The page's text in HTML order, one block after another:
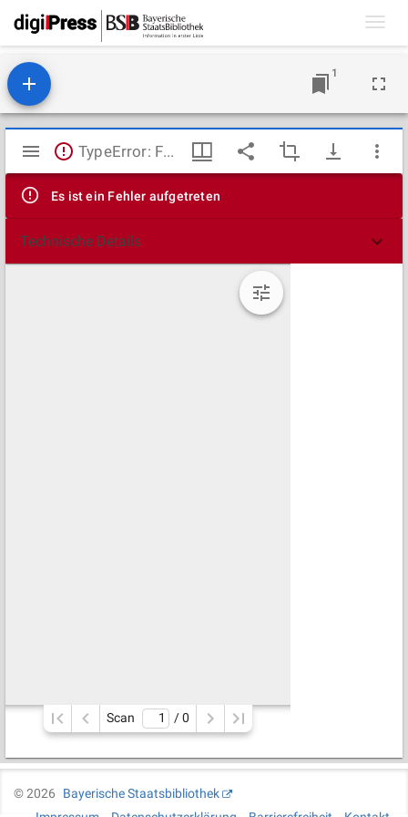
1
Mirador
Viewer
TypeError: Failed to fetch
Es ist ein Fehler aufgetreten
Technische Details
Scan / 0
©2026
Bayerische Staatsbibliothek